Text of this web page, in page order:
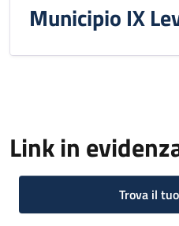
Municipio IX
Link in
Trova il